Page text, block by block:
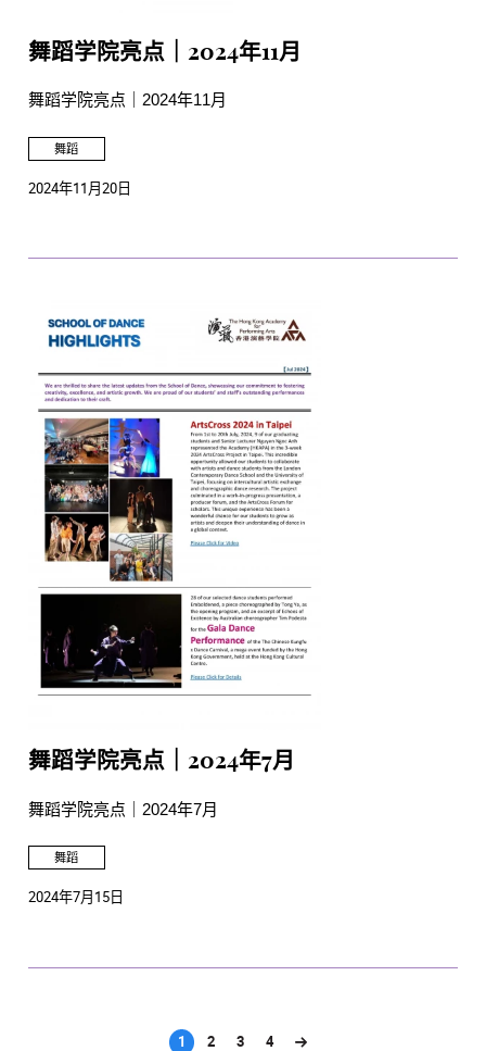
舞蹈学院亮点｜2024年11月
舞蹈学院亮点｜2024年11月
舞蹈
2024年11月20日
舞蹈学院亮点｜2024年7月
舞蹈学院亮点｜2024年7月
舞蹈
2024年7月15日
1 2 3 4